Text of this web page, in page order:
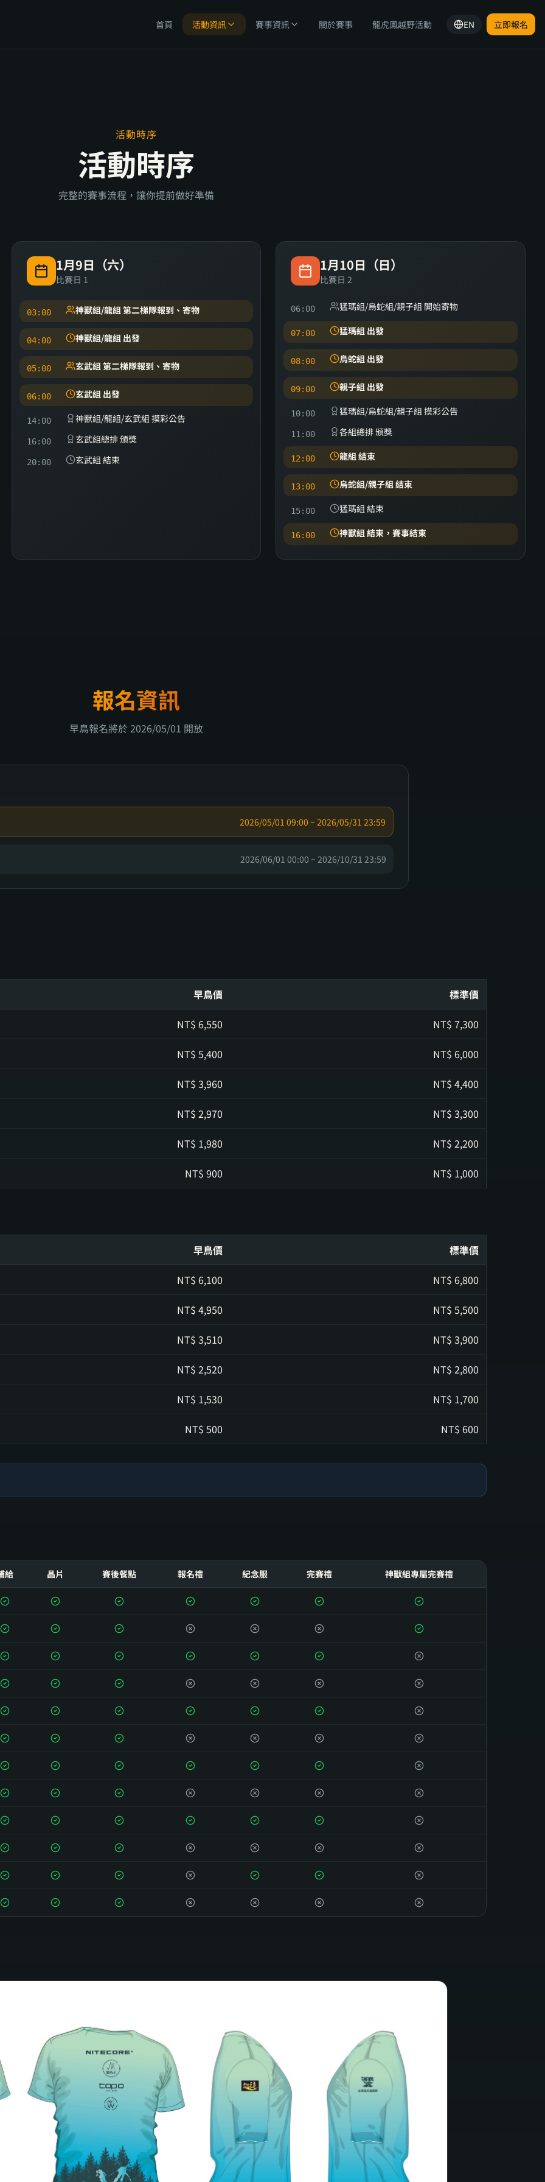
活動時序
活動時序
完整的賽事流程，讓你提前做好準備
1月9日（六）
比賽日 1
03:00 神獸組/龍組 第二梯隊報到、寄物
04:00 神獸組/龍組 出發
05:00 玄武組 第二梯隊報到、寄物
06:00 玄武組 出發
14:00 神獸組/龍組/玄武組 摸彩公告
16:00 玄武組總排 頒獎
20:00 玄武組 結束
1月10日（日）
比賽日 2
06:00 猛瑪組/烏蛇組/親子組 開始寄物
07:00 猛瑪組 出發
08:00 烏蛇組 出發
09:00 親子組 出發
10:00 猛瑪組/烏蛇組/親子組 摸彩公告
11:00 各組總排 頒獎
12:00 龍組 結束
13:00 烏蛇組/親子組 結束
15:00 猛瑪組 結束
16:00 神獸組 結束，賽事結束
報名資訊
早鳥報名將於 2026/05/01 開放
2026/05/01 09:00 ~ 2026/05/31 23:59
2026/06/01 00:00 ~ 2026/10/31 23:59
早鳥價 標準價
NT$ 6,550 NT$ 7,300
NT$ 5,400 NT$ 6,000
NT$ 3,960 NT$ 4,400
NT$ 2,970 NT$ 3,300
NT$ 1,980 NT$ 2,200
NT$ 900 NT$ 1,000
早鳥價 標準價
NT$ 6,100 NT$ 6,800
NT$ 4,950 NT$ 5,500
NT$ 3,510 NT$ 3,900
NT$ 2,520 NT$ 2,800
NT$ 1,530 NT$ 1,700
NT$ 500 NT$ 600
給 晶片 賽後餐點 報名禮 紀念服 完賽禮 神獸組專屬完賽禮
首頁 活動資訊 賽事資訊 關於賽事 龍虎鳳越野活動 EN 立即報名